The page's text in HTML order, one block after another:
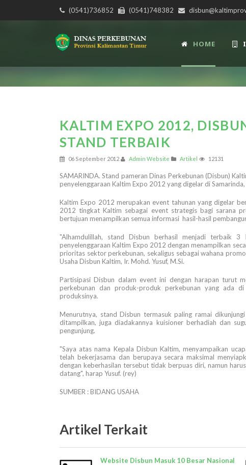
(0541)736852 (0541)748382
HOME
KALTIM EXPO 2012,
STAND TERBAIK
06 September 2012 Admin Website Artikel 12131
SAMARINDA. Stand pameran Dinas Perkebunan (Disbun)
penyelenggaraan Kaltim Expo 2012 yang digelar di
Kaltim Expo 2012 merupakan event tahunan yang digelar
2012 tingkat Kaltim sebagai event strategis bagi sarana
bertujuan menampilkan semua informasi hasil-hasil
"Alhamdulillah, stand Disbun berhasil menjadi terbaik
penyelenggaraan Kaltim Expo 2012 dengan menampilkan
prioritas sektor perkebunan, sekaligus sebagai wahana
Usaha Disbun Kaltim, Ir. Mohd. Yusuf, M.Si.
Partisipasi Disbun dalam event ini dengan harapan turut
perkebunan dan produk-produk perkebunan yang ada
produksinya.
Menurutnya, stand Disbun termasuk paling ramai
ditampilkan, juga diadakannya kuisioner berhadiah dan
pengunjung.
"Saya atas nama Kepala Disbun Kaltim, menyampaikan
telah bekerjasama dan berupaya secara maksimal
dengan keberhasilan tersebut tidak berpuas diri, namun
datang", harap Yusuf. (rey)
SUMBER : BIDANG USAHA
Artikel Terkait
Website Disbun Masuk 10 Besar Nasional